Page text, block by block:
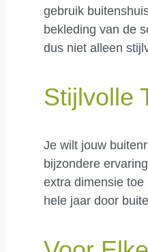
gebruik
bekleding van de
dus niet alleen
Stijlvolle
Je wilt jouw
bijzondere
extra dimensie
hele jaar door